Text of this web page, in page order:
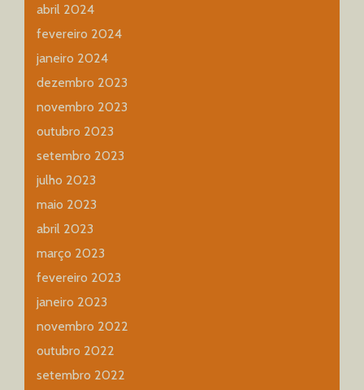
abril 2024
fevereiro 2024
janeiro 2024
dezembro 2023
novembro 2023
outubro 2023
setembro 2023
julho 2023
maio 2023
abril 2023
março 2023
fevereiro 2023
janeiro 2023
novembro 2022
outubro 2022
setembro 2022